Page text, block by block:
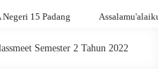
Padang Assalamu'alaikum
Semester 2 Tahun 2022